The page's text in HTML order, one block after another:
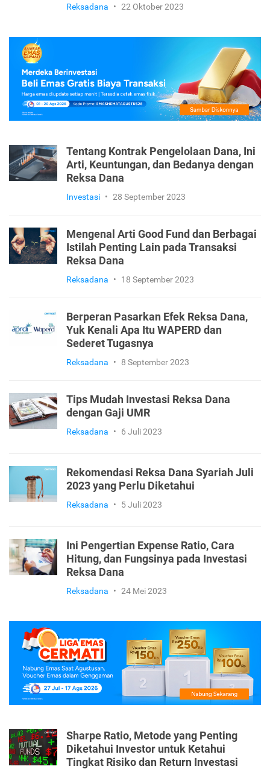
Reksadana • 22 Oktober 2023
Tentang Kontrak Pengelolaan Dana, Ini
Arti, Keuntungan, dan Bedanya dengan
Reksa Dana
Investasi • 28 September 2023
Mengenal Arti Good Fund dan Berbagai
Istilah Penting Lain pada Transaksi
Reksa Dana
Reksadana • 18 September 2023
Berperan Pasarkan Efek Reksa Dana,
Yuk Kenali Apa Itu WAPERD dan
Sederet Tugasnya
Reksadana • 8 September 2023
Tips Mudah Investasi Reksa Dana
dengan Gaji UMR
Reksadana • 6 Juli 2023
Rekomendasi Reksa Dana Syariah Juli
2023 yang Perlu Diketahui
Reksadana • 5 Juli 2023
Ini Pengertian Expense Ratio, Cara
Hitung, dan Fungsinya pada Investasi
Reksa Dana
Reksadana • 24 Mei 2023
Sharpe Ratio, Metode yang Penting
Diketahui Investor untuk Ketahui
Tingkat Risiko dan Return Investasi